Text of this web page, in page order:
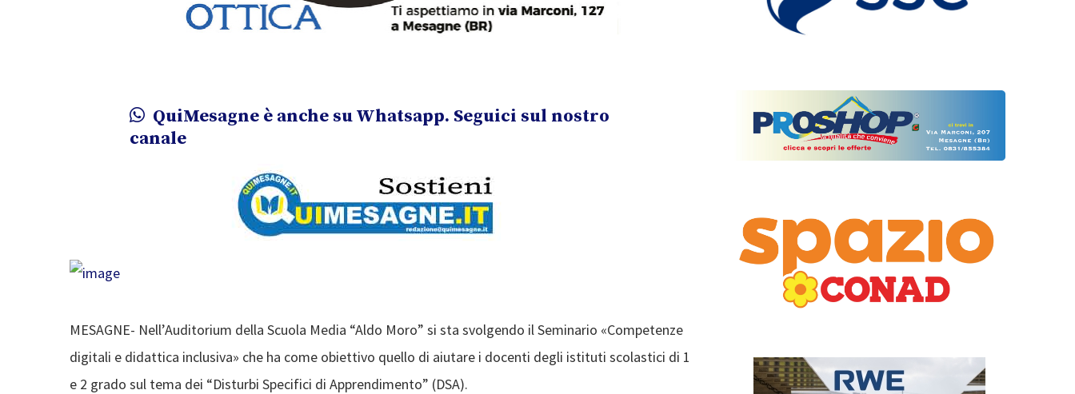
QuiMesagne è anche su Whatsapp. Seguici sul nostro
canale
MESAGNE- Nell’Auditorium della Scuola Media “Aldo Moro” si sta svolgendo il Seminario «Competenze
digitali e didattica inclusiva» che ha come obiettivo quello di aiutare i docenti degli istituti scolastici di 1
e 2 grado sul tema dei “Disturbi Specifici di Apprendimento” (DSA).